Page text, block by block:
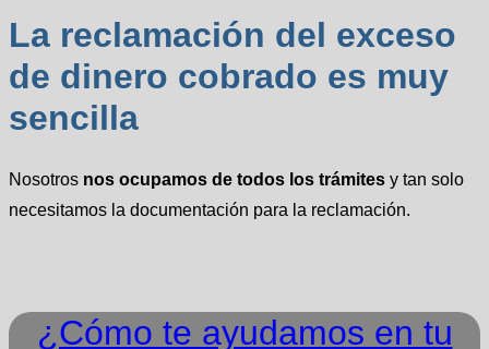
La reclamación del exceso
de dinero cobrado es muy
sencilla
Nosotros nos ocupamos de todos los trámites y tan solo
necesitamos la documentación para la reclamación.
¿Cómo te ayudamos en tu